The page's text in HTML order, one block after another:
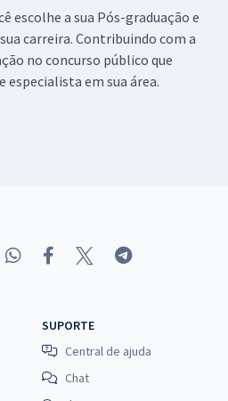
escolhe a sua Pós-graduação e
carreira. Contribuindo com a
no concurso público que
em sua área.
SUPORTE
Central de ajuda
Chat